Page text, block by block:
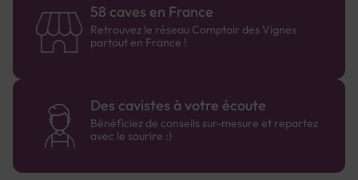
58 caves en France
Retrouvez le réseau Comptoir des Vignes
partout en France !
Des cavistes à votre écoute
Bénéficiez de conseils sur-mesure et repartez
avec le sourire :)